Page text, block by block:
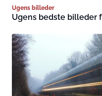
Ugens billeder
Ugens bedste billeder